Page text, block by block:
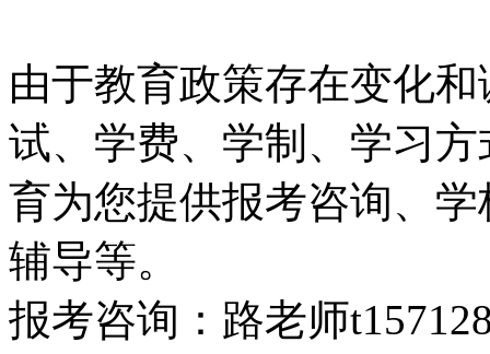
由于教育政策存在变化
试、学费、学制、学习
育为您提供报考咨询、
辅导等。
报考咨询：路老师